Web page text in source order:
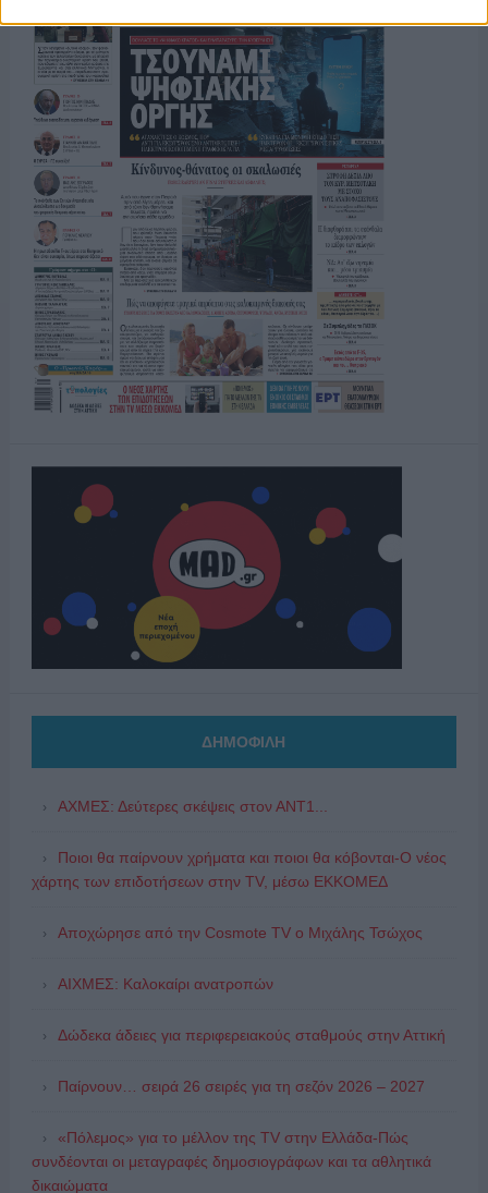
ΔΗΜΟΦΙΛΗ
ΑΧΜΕΣ: Δεύτερες σκέψεις στον ΑΝΤ1...
Ποιοι θα παίρνουν χρήματα και ποιοι θα κόβονται-Ο νέος
χάρτης των επιδοτήσεων στην TV, μέσω ΕΚΚΟΜΕΔ
Αποχώρησε από την Cosmote TV o Μιχάλης Τσώχος
ΑΙΧΜΕΣ: Καλοκαίρι ανατροπών
Δώδεκα άδειες για περιφερειακούς σταθμούς στην Αττική
Παίρνουν… σειρά 26 σειρές για τη σεζόν 2026 – 2027
«Πόλεμος» για το μέλλον της TV στην Ελλάδα-Πώς
συνδέονται οι μεταγραφές δημοσιογράφων και τα αθλητικά
δικαιώματα